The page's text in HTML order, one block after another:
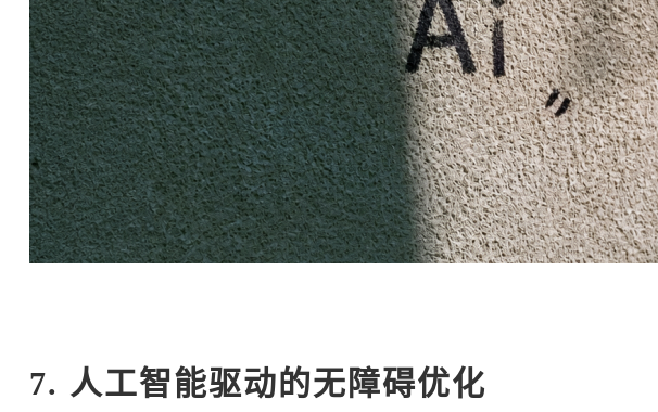
7. 人工智能驱动的无障碍优化